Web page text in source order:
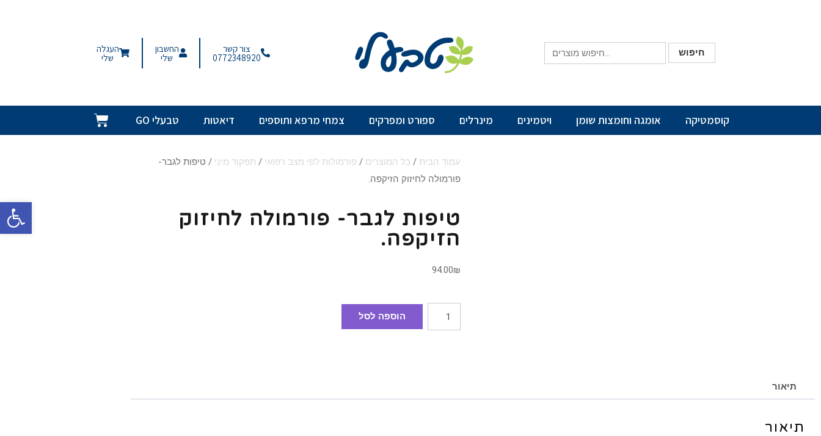
פתח
חיפוש צור קשר
0772348920
החשבון
שלי
העגלה
שלי
קוסמטיקה אומגה וחומצות שומן ויטמינים מינרלים ספורט ומפרקים צמחי מרפא ותוספים דיאטות טבעלי GO
עמוד הבית / כל המוצרים / פורמולות לפי מצב רפואי / תפקוד מיני / טיפות לגבר-
פורמולה לחיזוק הזיקפה.
טיפות לגבר- פורמולה לחיזוק
הזיקפה.
94.00₪
הוספה לסל
תיאור
תיאור